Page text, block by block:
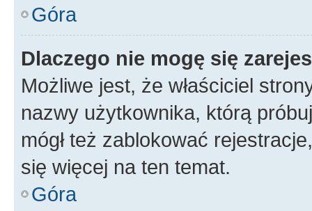
Góra
Dlaczego nie mogę się
Możliwe jest, że właściciel
nazwy użytkownika, którą
mógł też zablokować
się więcej na ten temat.
Góra